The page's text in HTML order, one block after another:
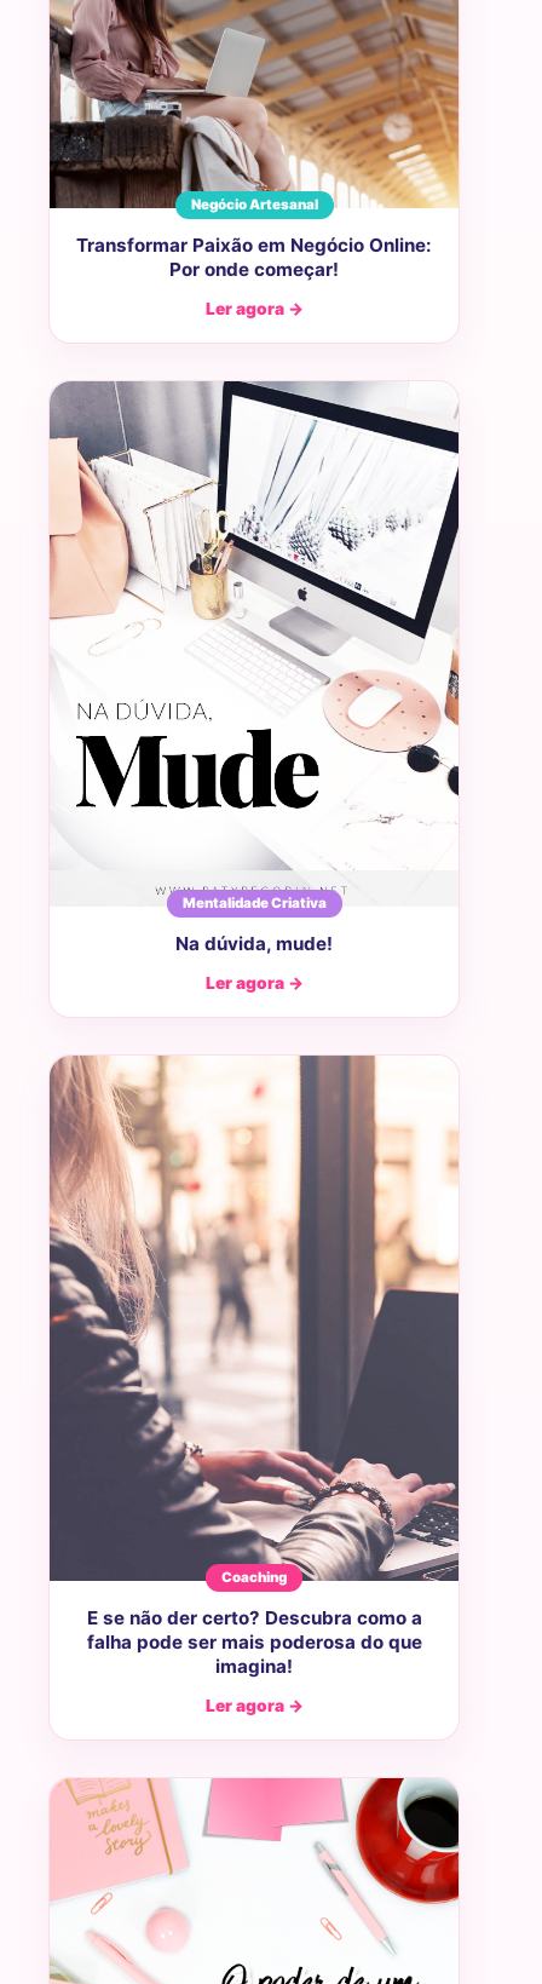
Negócio Artesanal
Transformar Paixão em Negócio Online:
Por onde começar!
Ler agora →
Mentalidade Criativa
Na dúvida, mude!
Ler agora →
Coaching
E se não der certo? Descubra como a
falha pode ser mais poderosa do que
imagina!
Ler agora →